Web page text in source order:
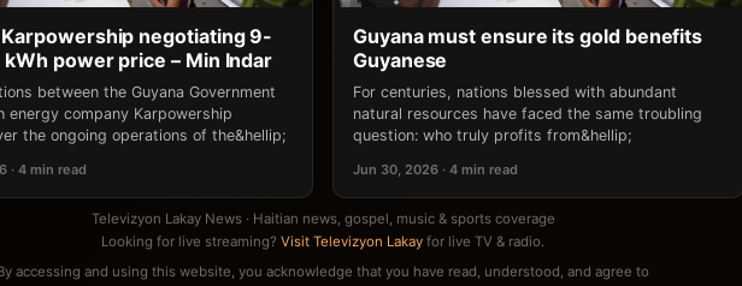
Karpowership negotiating 9-
power price – Min Indar
between the Guyana Government
energy company Karpowership
the ongoing operations of the&hellip;
· 4 min read
Guyana must ensure its gold benefits
Guyanese
For centuries, nations blessed with abundant
natural resources have faced the same troubling
question: who truly profits from&hellip;
Jun 30, 2026 · 4 min read
Televizyon Lakay News · Haitian news, gospel, music & sports coverage
Looking for live streaming? Visit Televizyon Lakay for live TV & radio.
accessing and using this website, you acknowledge that you have read, understood, and agree to